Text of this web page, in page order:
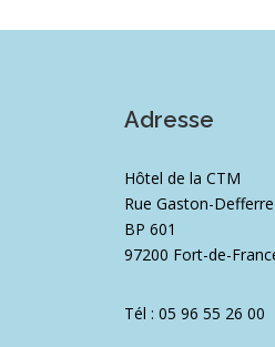
Adresse
Hôtel de la CTM
Rue Gaston-Defferre
BP 601
97200 Fort-de-
Tél : 05 96 55 26 00